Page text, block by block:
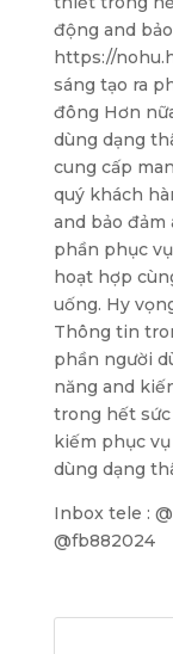
động and
https://
sáng tạo ra
đông Hơn
dùng dạng
cung cấp
quý khách
and bảo
phần phục
hoạt hợp
uống. Hy
Thông tin
phần người
năng and
trong hết
kiếm phục
dùng dạng
Inbox tele :
@fb882024